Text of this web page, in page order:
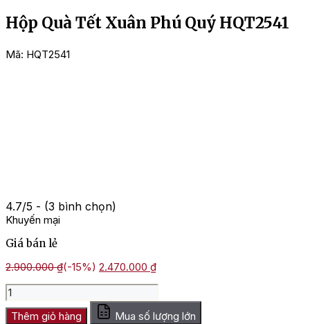
Hộp Quà Tết Xuân Phú Quý HQT2541
Mã: HQT2541
4.7/5 - (3 bình chọn)
Khuyến mại
Giá bán lẻ
2.900.000₫(-15%) Giá
2.900.000 ₫.
2.470.000 ₫Giá
là:
2.470.000 ₫.
Hộp
Quà
Tết
Thêm giỏ hàng
Mua số lượng lớn